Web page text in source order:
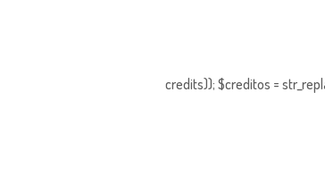
credits)); $creditos =